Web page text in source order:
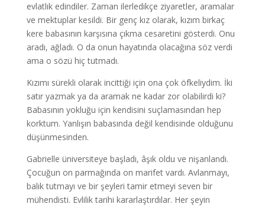
evlatlık edindiler. Zaman ilerledikçe ziyaretler, aramalar
ve mektuplar kesildi. Bir genç kız olarak, kızım birkaç
kere babasının karşısına çıkma cesaretini gösterdi. Onu
aradı, ağladı. O da onun hayatında olacağına söz verdi
ama o sözü hiç tutmadı.
Kızımı sürekli olarak incittiği için ona çok öfkeliydim. İki
satır yazmak ya da aramak ne kadar zor olabilirdi ki?
Babasının yokluğu için kendisini suçlamasından hep
korktum. Yanlışın babasında değil kendisinde olduğunu
düşünmesinden.
Gabrielle üniversiteye başladı, âşık oldu ve nişanlandı.
Çocuğun on parmağında on marifet vardı. Avlanmayı,
balık tutmayı ve bir şeyleri tamir etmeyi seven bir
mühendisti. Evlilik tarihi kararlaştırdılar. Her şeyin